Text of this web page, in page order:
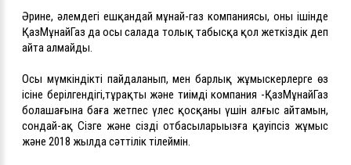
Әрине, әлемдегі ешқандай мұнай-газ компаниясы, оның ішінде
ҚазМұнайГаз да осы салада толық табысқа қол жеткіздік деп
айта алмайды.
Осы мүмкіндікті пайдаланып, мен барлық жұмыскерлерге өз
ісіне берілгендігі,тұрақты және тиімді компания -ҚазМұнайГаз
болашағына баға жетпес үлес қосқаны үшін алғыс айтамын,
сондай-ақ Сізге және сіздің отбасыларыңызға қауіпсіз жұмыс
және 2018 жылда сәттілік тілеймін.